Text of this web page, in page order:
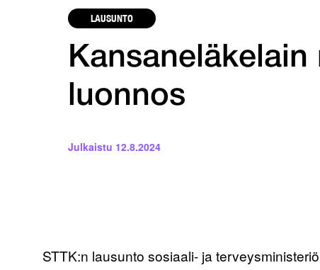
LAUSUNTO
luonnos
Julkaistu 12.8.2024
STTK:n lausunto sosiaali- ja